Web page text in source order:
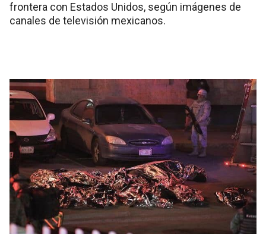
frontera con Estados Unidos, según imágenes de
canales de televisión mexicanos.